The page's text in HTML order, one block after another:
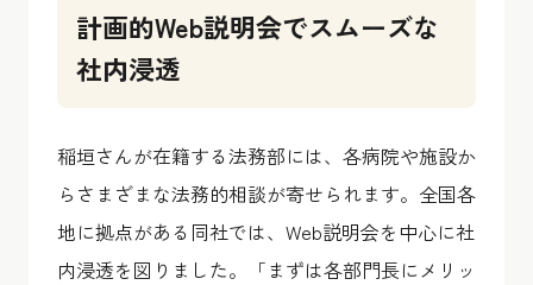
計画的Web説明会でスムーズな
社内浸透
稲垣さんが在籍する法務部には、各病院や施設か
らさまざまな法務的相談が寄せられます。全国各
地に拠点がある同社では、Web説明会を中心に社
内浸透を図りました。「まずは各部門長にメリッ